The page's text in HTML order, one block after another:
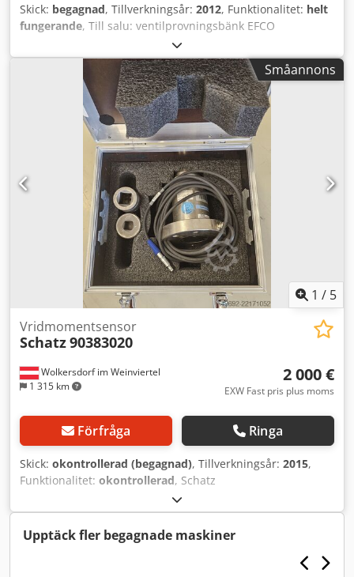
Skick: begagnad, Tillverkningsår: 2012, Funktionalitet: helt
fungerande, Till salu: ventilprovningsbänk EFCO
Maschinenbau PS 15. Bänken är begagnad och fungerar
utmärkt. Den är för närvarande uppkopplad – inspektion
och test är möjligt på plats. Provningsbänkar i EFCO PS-
serien är avsedda för tryck- och täthetsprovning av olika
ventiler. Lämpliga för stängnings-, reglerings- och
säkerhetsventiler. Specifikation: Modell: EFCO PS 15
Vertikal provningsbänk Presskraft: 15 t Avsedd för provning
av: stängningsventiler, reglerventiler, säkerhetsventiler
Arbetsområde: DN 50–600 DN 2″–24″ Arbetsområdet kan
utökas med extern testning Testtryck: Med vatten upp till
1380 bar (20000 psi) Luft/kväve upp till 300 bar (4350 psi)
Snabb fastspänning av teststycke Crsdpoy R N A Aofx Acdjf
Säker och enkel hantering Robust industriram Mer
information: EFCO PS 15 Professionell tysk utrustning,
lämplig för verkstäder, energi-, olje-, gas- och
industriföretag. Vid frågor, kontakta oss gärna.
Småannons
1 / 5
Wolkersdorf im Weinviertel
1 315 km
Vridmomentsensor
Schatz90383020
2 000 €
EXW Fast pris plus moms
Förfråga Ringa
Skick: okontrollerad (begagnad), Tillverkningsår: 2015,
Funktionalitet: okontrollerad, Schatz
vridmomentupptagning 2000 Nm Csdpfx Acszfxqpjdjrf i
trälåda, otestad
Upptäck fler begagnade maskiner